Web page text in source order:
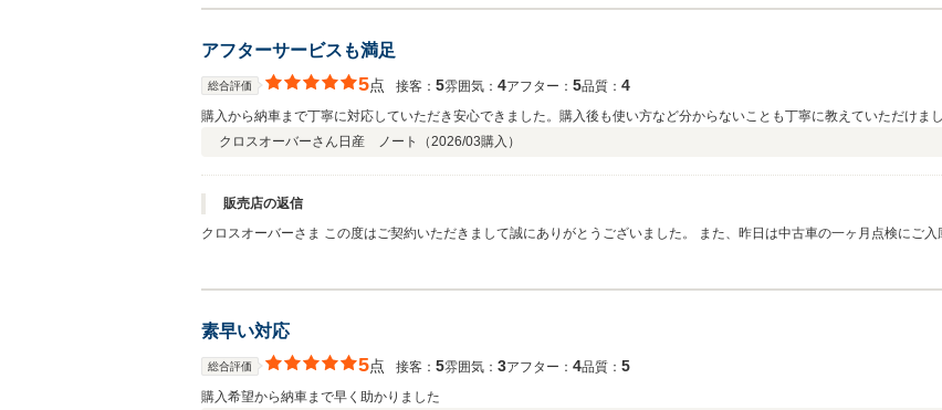
アフターサービスも満足
総合評価 5点 接客： 5雰囲気： 4アフター： 5品質： 4
購入から納車まで丁寧に対応していただき安心できました。購入後も使い方など分からないことも丁寧に教えていただけま
クロスオーバーさん 日産 ノート（2026/03購入）
販売店の返信
クロスオーバーさま この度はご契約いただきまして誠にありがとうございました。 また、昨日は中古車の一ヶ月点検にご入庫いただきありがとうございました。 今回はクチコミに
素早い対応
総合評価 5点 接客： 5雰囲気： 3アフター： 4品質： 5
購入希望から納車まで早く助かりました